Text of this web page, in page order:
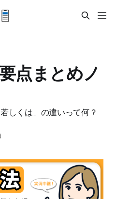
点まとめノ
しくは」の違いって何？